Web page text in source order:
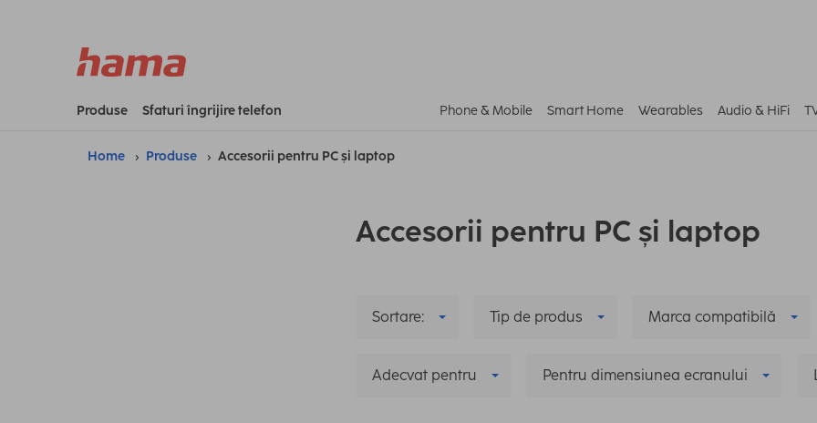
Produse Sfaturi îngrijire telefon Phone & Mobile Smart Home Wearables Audio & HiFi
Home Produse Accesorii pentru PC și laptop
Accesorii pentru PC și laptop
Sortare: Tip de produs Marca compatibilă
Adecvat pentru Pentru dimensiunea ecranului